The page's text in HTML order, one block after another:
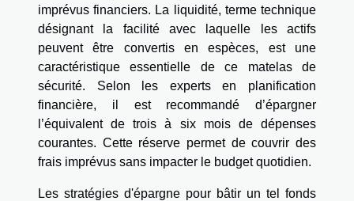
imprévus financiers. La liquidité, terme technique
désignant la facilité avec laquelle les actifs
peuvent être convertis en espèces, est une
caractéristique essentielle de ce matelas de
sécurité. Selon les experts en planification
financière, il est recommandé d’épargner
l’équivalent de trois à six mois de dépenses
courantes. Cette réserve permet de couvrir des
frais imprévus sans impacter le budget quotidien.
Les stratégies d'épargne pour bâtir un tel fonds